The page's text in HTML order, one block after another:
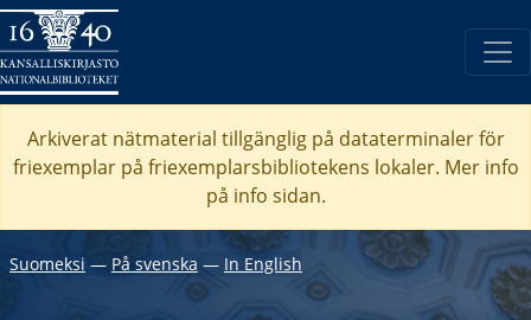
Arkiverat nätmaterial tillgänglig på dataterminaler för
friexemplar på friexemplarsbibliotekens lokaler. Mer info
på info sidan.
Suomeksi ― På svenska ― In English